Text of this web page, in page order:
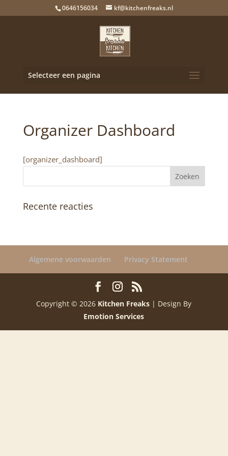
0646156034 kf@kitchenfreaks.nl
Selecteer een pagina
Organizer Dashboard
[organizer_dashboard]
Recente reacties
Algemene voorwaarden Privacy Statement
Copyright © 2026 Kitchen Freaks | Design By
Emotion Services